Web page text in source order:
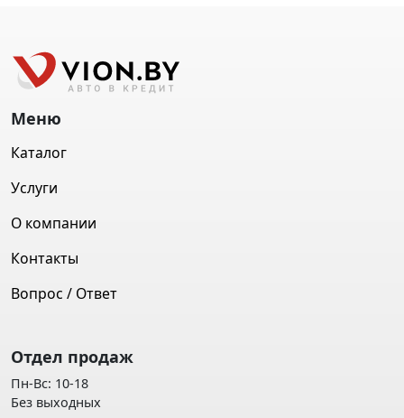
Меню
Каталог
Услуги
О компании
Контакты
Вопрос / Ответ
Отдел продаж
Пн-Вс: 10-18
Без выходных